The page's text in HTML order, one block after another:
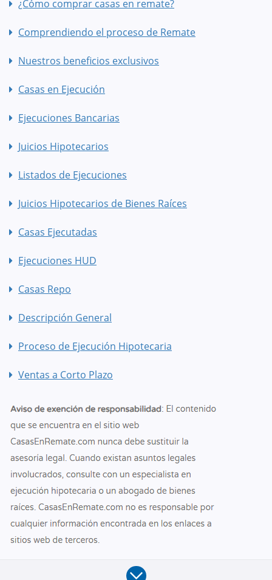
¿Cómo comprar casas en remate?
Comprendiendo el proceso de Remate
Nuestros beneficios exclusivos
Casas en Ejecución
Ejecuciones Bancarias
Juicios Hipotecarios
Listados de Ejecuciones
Juicios Hipotecarios de Bienes Raíces
Casas Ejecutadas
Ejecuciones HUD
Casas Repo
Descripción General
Proceso de Ejecución Hipotecaria
Ventas a Corto Plazo